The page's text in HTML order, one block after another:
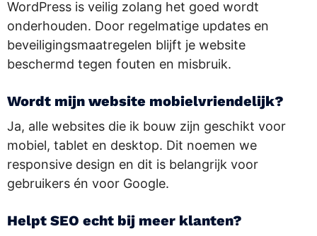
WordPress is veilig zolang het goed wordt
onderhouden. Door regelmatige updates en
beveiligingsmaatregelen blijft je website
beschermd tegen fouten en misbruik.
Wordt mijn website mobielvriendelijk?
Ja, alle websites die ik bouw zijn geschikt voor
mobiel, tablet en desktop. Dit noemen we
responsive design en dit is belangrijk voor
gebruikers én voor Google.
Helpt SEO echt bij meer klanten?